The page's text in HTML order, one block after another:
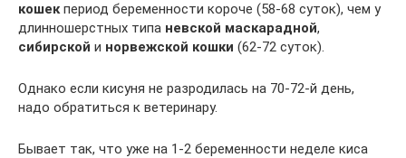
кошекпериод беременности короче (58-68 суток), чем у
длинношерстных типа невской маскарадной,
сибирской и норвежской кошки (62-72 суток).
Однако если кисуня не разродилась на 70-72-й день,
надо обратиться к ветеринару.
Бывает так, что уже на 1-2 беременности неделе киса